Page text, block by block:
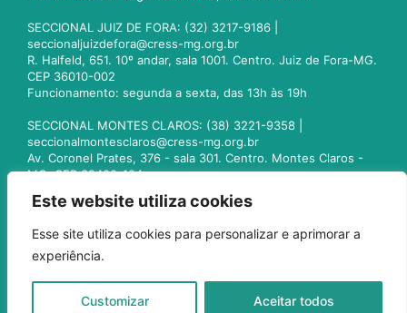
Este website utiliza cookies
Esse site utiliza cookies para personalizar e aprimorar a
experiência.
Customizar Aceitar todos
SECCIONAL JUIZ DE FORA: (32) 3217-9186 |
seccionaljuizdefora@cress-mg.org.br
R. Halfeld, 651. 10º andar, sala 1001. Centro. Juiz de Fora-MG.
CEP 36010-002
Funcionamento: segunda a sexta, das 13h às 19h
SECCIONAL MONTES CLAROS: (38) 3221-9358 |
seccionalmontesclaros@cress-mg.org.br
Av. Coronel Prates, 376 - sala 301. Centro. Montes Claros -
MG. CEP 39400-104
seccionaluberlandia@cress-mg.org.br
Av. Afonso Pena, 547 - sala 101. Uberlândia - MG. CEP